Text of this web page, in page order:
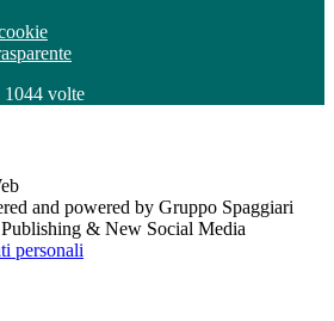
1044 volte
and powered by Gruppo Spaggiari
& New Social Media
personali